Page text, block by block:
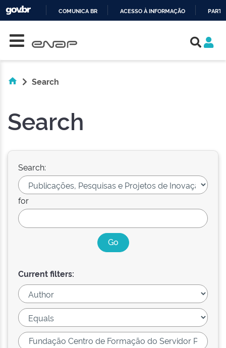
COMUNICA BR ACESSO À INFORMAÇÃO
Search
Search
Search:
for
Current filters: